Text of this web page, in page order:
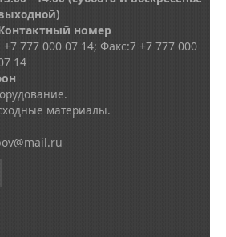
номер
+7 777 000 07 14; Факс:7 +7 777 000
14
материалы.